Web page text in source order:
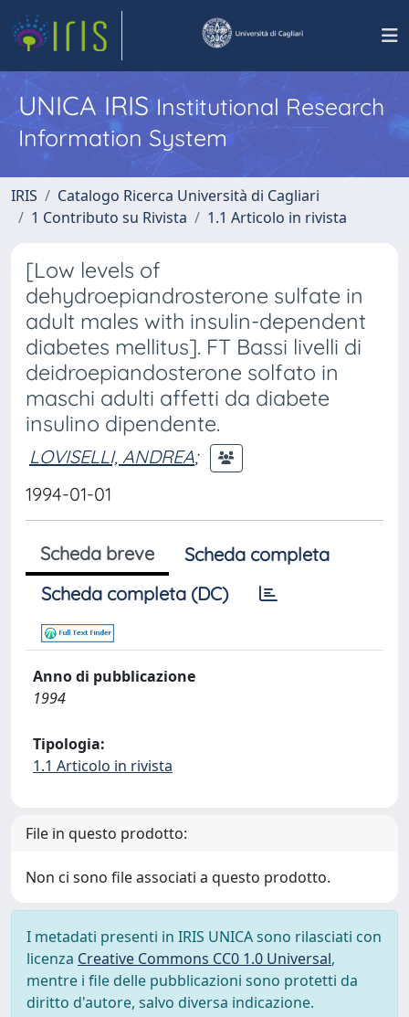
UNICA IRISInstitutional Research
Information System
IRIS
Catalogo Ricerca Università di Cagliari
1 Contributo su Rivista
1.1 Articolo in rivista
[Low levels of
dehydroepiandrosterone sulfate in
adult males with insulin-dependent
diabetes mellitus]. FT Bassi livelli di
deidroepiandosterone solfato in
maschi adulti affetti da diabete
insulino dipendente.
LOVISELLI, ANDREA;
1994-01-01
Scheda breve
Scheda completa
Scheda completa (DC)
Anno di pubblicazione
1994
Tipologia:
1.1 Articolo in rivista
File in questo prodotto:
Non ci sono file associati a questo prodotto.
I metadati presenti in IRIS UNICA sono rilasciati con
licenza Creative Commons CC0 1.0 Universal,
mentre i file delle pubblicazioni sono protetti da
diritto d'autore, salvo diversa indicazione.